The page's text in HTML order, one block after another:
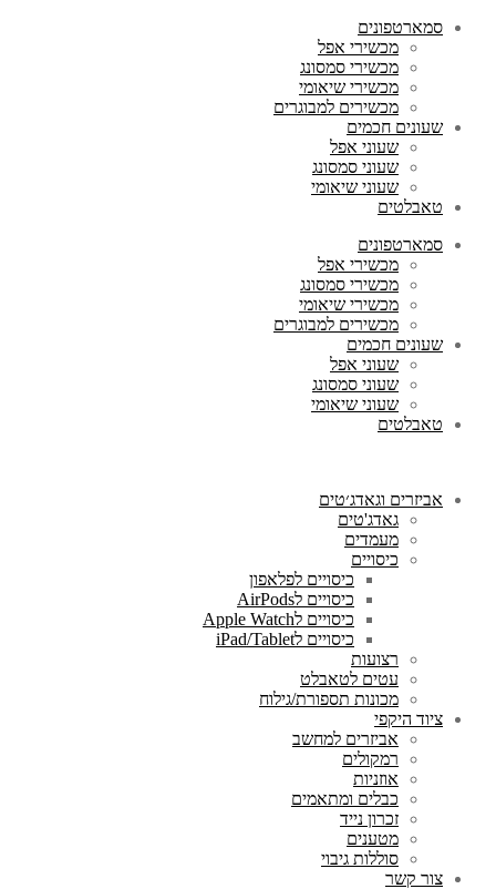
סמארטפונים
מכשירי אפל
מכשירי סמסונג
מכשירי שיאומי
מכשירים למבוגרים
שעונים חכמים
שעוני אפל
שעוני סמסונג
שעוני שיאומי
טאבלטים
סמארטפונים
מכשירי אפל
מכשירי סמסונג
מכשירי שיאומי
מכשירים למבוגרים
שעונים חכמים
שעוני אפל
שעוני סמסונג
שעוני שיאומי
טאבלטים
אביזרים וגאדג׳טים
גאדג'טים
מעמדים
כיסויים
כיסויים לפלאפון
כיסויים לAirPods
כיסויים לApple Watch
כיסויים לiPad/Tablet
רצועות
עטים לטאבלט
מכונות תספורת/גילוח
ציוד היקפי
אביזרים למחשב
רמקולים
אוזניות
כבלים ומתאמים
זכרון נייד
מטענים
סוללות גיבוי
צור קשר